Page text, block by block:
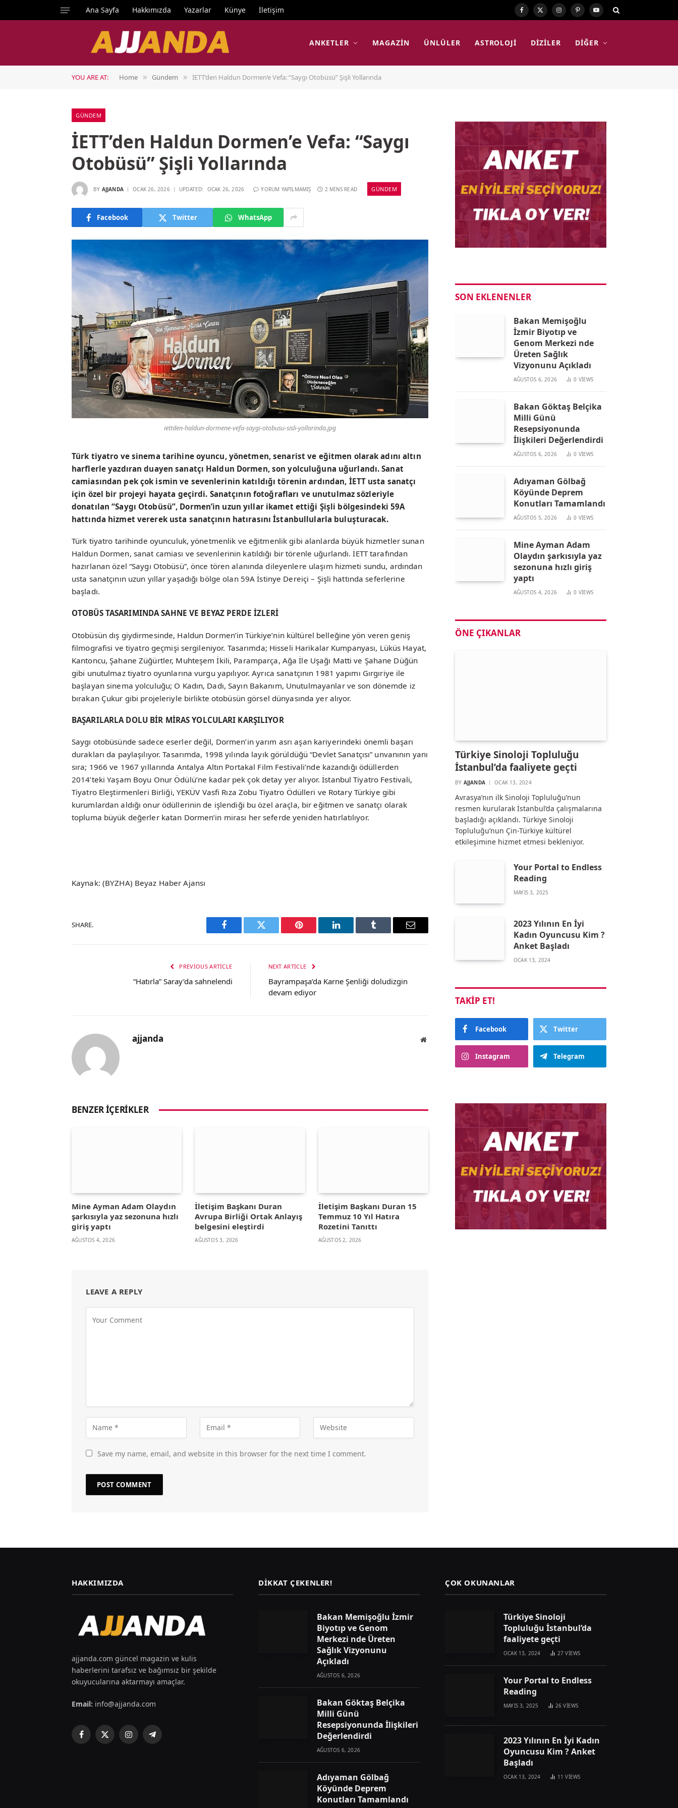
Ana Sayfa Hakkımızda Yazarlar Künye İletişim Facebook
X
Instagram
PinterestYouTube
ANKETLER MAGAZIN ÜNLÜLER ASTROLOJI DIZILER DIĞER
YOU ARE AT: Home » Gündem » İETT’den Haldun Dormen’e Vefa: “Saygı Otobüsü” Şişli Yollarında
GÜNDEM
İETT’den Haldun Dormen’e Vefa: “Saygı
Otobüsü” Şişli Yollarında
BY AJJANDA OCAK 26, 2026 UPDATED: OCAK 26, 2026 YORUM YAPILMAMIŞ 2 MINS READ GÜNDEM
Facebook Twitter WhatsApp
iettden-haldun-dormene-vefa-saygi-otobusu-sisli-yollarinda.jpg
Türk tiyatro ve sinema tarihine oyuncu, yönetmen, senarist ve eğitmen olarak adını altın
harflerle yazdıran duayen sanatçı Haldun Dormen, son yolculuğuna uğurlandı. Sanat
camiasından pek çok ismin ve sevenlerinin katıldığı törenin ardından, İETT usta sanatçı
için özel bir projeyi hayata geçirdi. Sanatçının fotoğrafları ve unutulmaz sözleriyle
donatılan “Saygı Otobüsü”, Dormen’in uzun yıllar ikamet ettiği Şişli bölgesindeki 59A
hattında hizmet vererek usta sanatçının hatırasını İstanbullularla buluşturacak.
Türk tiyatro tarihinde oyunculuk, yönetmenlik ve eğitmenlik gibi alanlarda büyük hizmetler sunan
Haldun Dormen, sanat camiası ve sevenlerinin katıldığı bir törenle uğurlandı. İETT tarafından
hazırlanan özel “Saygı Otobüsü”, önce tören alanında dileyenlere ulaşım hizmeti sundu, ardından
usta sanatçının uzun yıllar yaşadığı bölge olan 59A İstinye Dereiçi – Şişli hattında seferlerine
başladı.
OTOBÜS TASARIMINDA SAHNE VE BEYAZ PERDE İZLERİ
Otobüsün dış giydirmesinde, Haldun Dormen’in Türkiye’nin kültürel belleğine yön veren geniş
filmografisi ve tiyatro geçmişi sergileniyor. Tasarımda; Hisseli Harikalar Kumpanyası, Lüküs Hayat,
Kantoncu, Şahane Züğürtler, Muhteşem İkili, Paramparça, Ağa İle Uşağı Matti ve Şahane Düğün
gibi unutulmaz tiyatro oyunlarına vurgu yapılıyor. Ayrıca sanatçının 1981 yapımı Gırgıriye ile
başlayan sinema yolculuğu; O Kadın, Dadı, Sayın Bakanım, Unutulmayanlar ve son dönemde iz
bırakan Çukur gibi projeleriyle birlikte otobüsün görsel dünyasında yer alıyor.
BAŞARILARLA DOLU BİR MİRAS YOLCULARI KARŞILIYOR
Saygı otobüsünde sadece eserler değil, Dormen’in yarım asrı aşan kariyerindeki önemli başarı
durakları da paylaşılıyor. Tasarımda, 1998 yılında layık görüldüğü “Devlet Sanatçısı” unvanının yanı
sıra; 1966 ve 1967 yıllarında Antalya Altın Portakal Film Festivali’nde kazandığı ödüllerden
2014’teki Yaşam Boyu Onur Ödülü’ne kadar pek çok detay yer alıyor. İstanbul Tiyatro Festivali,
Tiyatro Eleştirmenleri Birliği, YEKÜV Vasfi Rıza Zobu Tiyatro Ödülleri ve Rotary Türkiye gibi
kurumlardan aldığı onur ödüllerinin de işlendiği bu özel araçla, bir eğitmen ve sanatçı olarak
topluma büyük değerler katan Dormen’in mirası her seferde yeniden hatırlatılıyor.
Kaynak: (BYZHA) Beyaz Haber Ajansı
SHARE.
Facebook Twitter Pinterest LinkedIn Tumblr Email
PREVIOUS ARTICLE
“Hatırla” Saray’da sahnelendi
NEXT ARTICLE
Bayrampaşa’da Karne Şenliği doludizgin
devam ediyor
ajjanda Website
BENZER İÇERIKLER
Mine Ayman Adam Olaydın
şarkısıyla yaz sezonuna hızlı
giriş yaptı
AĞUSTOS 4, 2026
İletişim Başkanı Duran
Avrupa Birliği Ortak Anlayış
belgesini eleştirdi
AĞUSTOS 3, 2026
İletişim Başkanı Duran 15
Temmuz 10 Yıl Hatıra
Rozetini Tanıttı
AĞUSTOS 2, 2026
LEAVE A REPLY
Save my name, email, and website in this browser for the next time I comment.
SON EKLENENLER
Bakan Memişoğlu
İzmir Biyotıp ve
Genom Merkezi nde
Üreten Sağlık
Vizyonunu Açıkladı
AĞUSTOS 6, 2026 0 VIEWS
Bakan Göktaş Belçika
Milli Günü
Resepsiyonunda
İlişkileri Değerlendirdi
AĞUSTOS 6, 2026 0 VIEWS
Adıyaman Gölbağ
Köyünde Deprem
Konutları Tamamlandı
AĞUSTOS 5, 2026 0 VIEWS
Mine Ayman Adam
Olaydın şarkısıyla yaz
sezonuna hızlı giriş
yaptı
AĞUSTOS 4, 2026 0 VIEWS
ÖNE ÇIKANLAR
Türkiye Sinoloji Topluluğu
İstanbul’da faaliyete geçti
BY AJJANDA OCAK 13, 2024
Avrasya’nın ilk Sinoloji Topluluğu’nun
resmen kurularak İstanbul’da çalışmalarına
başladığı açıklandı. Türkiye Sinoloji
Topluluğu’nun Çin-Türkiye kültürel
etkileşimine hizmet etmesi bekleniyor.
Your Portal to Endless
Reading
MAYIS 3, 2025
2023 Yılının En İyi
Kadın Oyuncusu Kim ?
Anket Başladı
OCAK 13, 2024
TAKIP ET!
Facebook Twitter
Instagram Telegram
HAKKIMIZDA
ajjanda.com güncel magazin ve kulis
haberlerini tarafsız ve bağımsız bir şekilde
okuyucularına aktarmayı amaçlar.
Email: info@ajjanda.com
Facebook
X
InstagramTelegram
DIKKAT ÇEKENLER!
Bakan Memişoğlu İzmir
Biyotıp ve Genom
Merkezi nde Üreten
Sağlık Vizyonunu
Açıkladı
AĞUSTOS 6, 2026
Bakan Göktaş Belçika
Milli Günü
Resepsiyonunda İlişkileri
Değerlendirdi
AĞUSTOS 6, 2026
Adıyaman Gölbağ
Köyünde Deprem
Konutları Tamamlandı
ÇOK OKUNANLAR
Türkiye Sinoloji
Topluluğu İstanbul’da
faaliyete geçti
OCAK 13, 2024 27VIEWS
Your Portal to Endless
Reading
MAYIS 3, 2025 26VIEWS
2023 Yılının En İyi Kadın
Oyuncusu Kim ? Anket
Başladı
OCAK 13, 2024 11VIEWS